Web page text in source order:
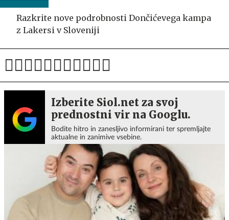
Razkrite nove podrobnosti Dončićevega kampa
z Lakersi v Sloveniji
Izberite Siol.net za svoj
prednostni vir na Googlu.
Bodite hitro in zanesljivo informirani ter spremljajte
aktualne in zanimive vsebine.